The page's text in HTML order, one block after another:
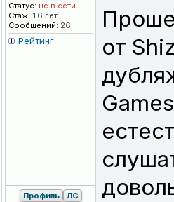
Статус: не в сети
Стаж: 16 лет
Сообщений: 26
Рейтинг
от
Профиль ЛС